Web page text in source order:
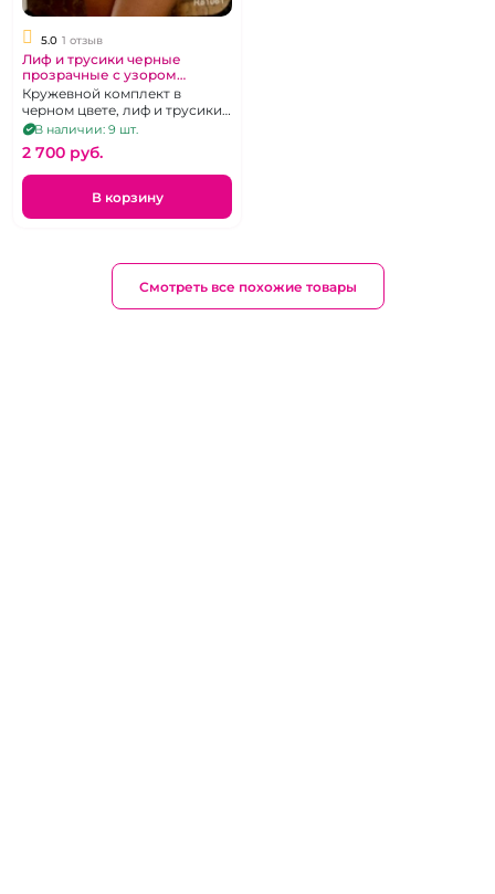
5.0 1 отзыв
Лиф и трусики черные
прозрачные с узором
сердечки "Keep Away"
размер 3XL
Кружевной комплект в
черном цвете, лиф и трусики,
размер 48-50
В наличии: 9 шт.
2 700 pуб.
В корзину
Смотреть все похожие товары